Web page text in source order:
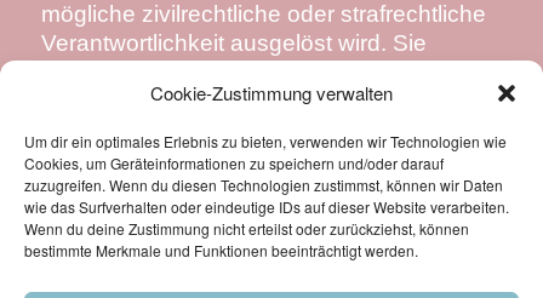
Cookie-Zustimmung verwalten
Um dir ein optimales Erlebnis zu bieten, verwenden wir Technologien wie
Cookies, um Geräteinformationen zu speichern und/oder darauf
zuzugreifen. Wenn du diesen Technologien zustimmst, können wir Daten
wie das Surfverhalten oder eindeutige IDs auf dieser Website verarbeiten.
Wenn du deine Zustimmung nicht erteilst oder zurückziehst, können
bestimmte Merkmale und Funktionen beeinträchtigt werden.
mögliche zivilrechtliche oder strafrechtliche
Verantwortlichkeit ausgelöst wird. Sie
ihrem Angebot verweist, nicht ständig auf
Veränderungen, die eine Verantwortlichkeit
neu begründen könnten. Wenn sie feststellt
oder von anderen darauf hingewiesen wird,
dass ein konkretes Angebot, zu dem sie
einen Link bereitgestellt hat, eine zivil- oder